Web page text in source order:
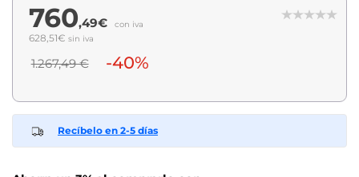
760,49€ con iva
628,51€ sin iva
1.267,49 € -40%
Recíbelo en 2-5 días